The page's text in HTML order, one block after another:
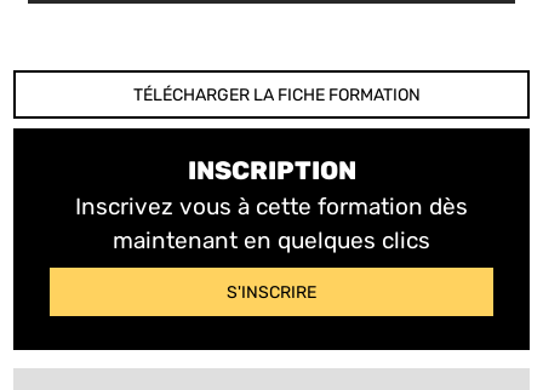
TÉLÉCHARGER LA FICHE FORMATION
INSCRIPTION
Inscrivez vous à cette formation dès
maintenant en quelques clics
S'INSCRIRE